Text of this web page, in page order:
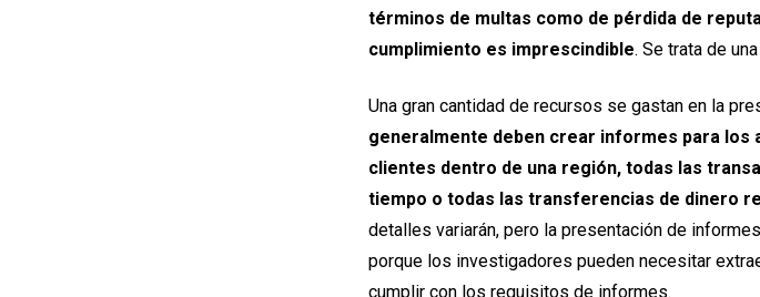
términos de multas como de pérdida de
cumplimiento es imprescindible. Se trata de
Una gran cantidad de recursos se gastan en la
generalmente deben crear informes para los
clientes dentro de una región, todas las
tiempo o todas las transferencias de dinero
detalles variarán, pero la presentación de
porque los investigadores pueden necesitar
cumplir con los requisitos de informes.